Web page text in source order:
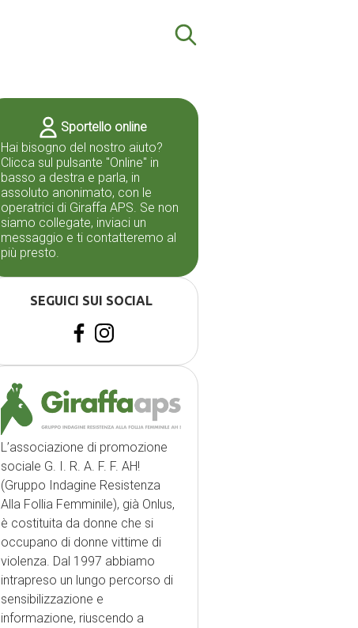
Sportello online
Hai bisogno del nostro aiuto?
Clicca sul pulsante "Online" in
basso a destra e parla, in
assoluto anonimato, con le
operatrici di Giraffa APS. Se non
siamo collegate, inviaci un
messaggio e ti contatteremo al
più presto.
SEGUICI SUI SOCIAL
L’associazione di promozione
sociale G. I. R. A. F. F. AH!
(Gruppo Indagine Resistenza
Alla Follia Femminile), già Onlus,
è costituita da donne che si
occupano di donne vittime di
violenza. Dal 1997 abbiamo
intrapreso un lungo percorso di
sensibilizzazione e
informazione, riuscendo a